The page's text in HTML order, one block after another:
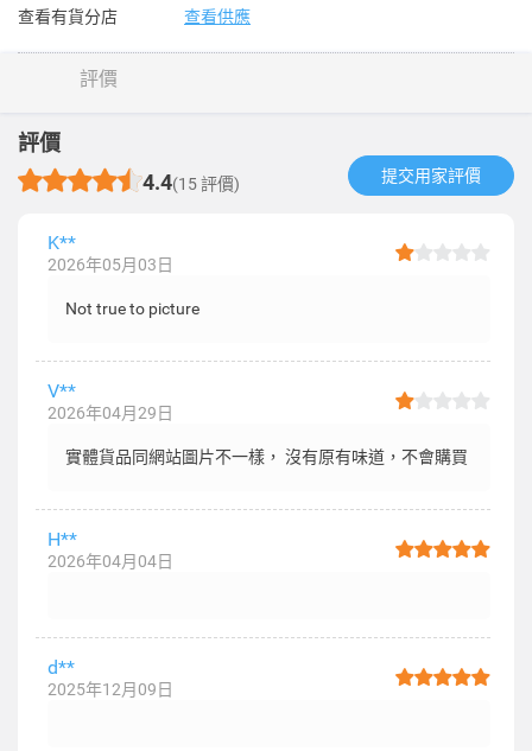
查看有貨分店 查看供應
評價
評價
4.4(15 評價) 提交用家評價​
K**
2026年05月03日
Not true to picture
V**
2026年04月29日
實體貨品同網站圖片不一樣， 沒有原有味道，不會購買
H**
2026年04月04日
d**
2025年12月09日